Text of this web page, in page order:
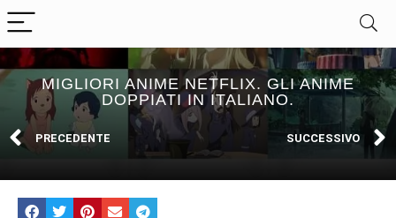
MIGLIORI ANIME NETFLIX. GLI ANIME
DOPPIATI IN ITALIANO.
PRECEDENTE SUCCESSIVO